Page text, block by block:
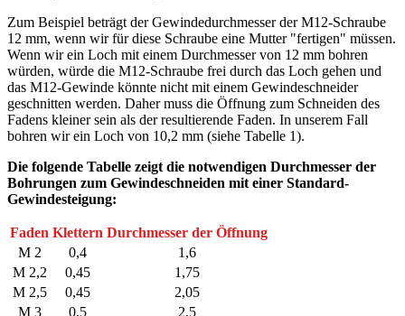
Zum Beispiel beträgt der Gewindedurchmesser der M12-Schraube
12 mm, wenn wir für diese Schraube eine Mutter "fertigen" müssen.
Wenn wir ein Loch mit einem Durchmesser von 12 mm bohren
würden, würde die M12-Schraube frei durch das Loch gehen und
das M12-Gewinde könnte nicht mit einem Gewindeschneider
geschnitten werden. Daher muss die Öffnung zum Schneiden des
Fadens kleiner sein als der resultierende Faden. In unserem Fall
bohren wir ein Loch von 10,2 mm (siehe Tabelle 1).
Die folgende Tabelle zeigt die notwendigen Durchmesser der
Bohrungen zum Gewindeschneiden mit einer Standard-
Gewindesteigung:
Faden Klettern Durchmesser der Öffnung
M 2
0,4
1,6
M 2,2
0,45
1,75
M 2,5
0,45
2,05
M 3
0,5 2,5